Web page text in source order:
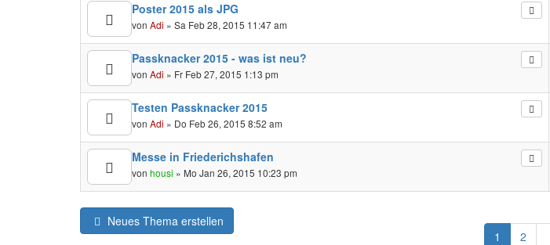
Poster 2015 als JPG
vonAdi » Sa Feb 28, 2015 11:47 am
Passknacker 2015 - was ist neu?
vonAdi » Fr Feb 27, 2015 1:13 pm
Testen Passknacker 2015
vonAdi » Do Feb 26, 2015 8:52 am
Messe in Friederichshafen
vonhousi » Mo Jan 26, 2015 10:23 pm
Neues Thema erstellen
1
2